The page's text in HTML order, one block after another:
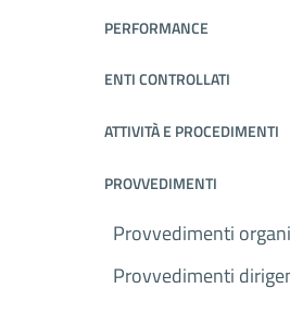
PERFORMANCE
ENTI CONTROLLATI
ATTIVITÀ E PROCEDIMENTI
PROVVEDIMENTI
Provvedimenti
Provvedimenti